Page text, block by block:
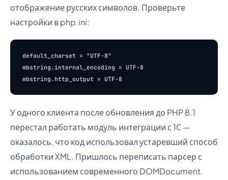
отображение русских символов. Проверьте
настройки в php.ini:
default_charset = "UTF-8"
mbstring.internal_encoding = UTF-8
У одного клиента после обновления до PHP 8.1
перестал работать модуль интеграции с 1С —
оказалось, что код использовал устаревший способ
обработки XML. Пришлось переписать парсер с
использованием современного DOMDocument.